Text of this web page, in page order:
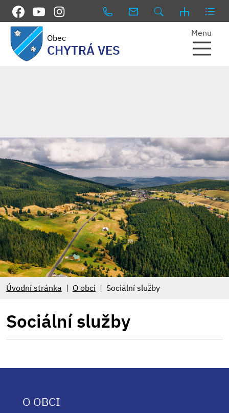
Obec
CHYTRÁ VES
Menu
Úvodní stránka O obci Sociální služby
Sociální služby
O OBCI